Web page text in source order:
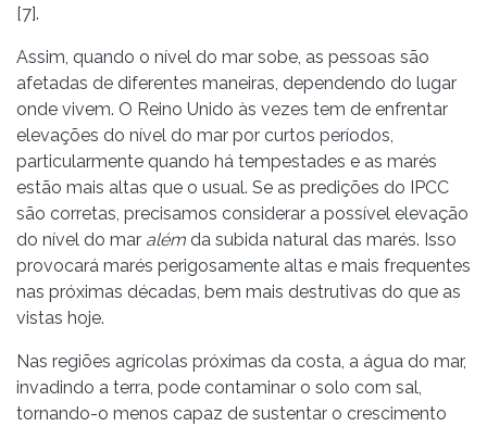
[7].
Assim, quando o nível do mar sobe, as pessoas são
afetadas de diferentes maneiras, dependendo do lugar
onde vivem. O Reino Unido às vezes tem de enfrentar
elevações do nível do mar por curtos períodos,
particularmente quando há tempestades e as marés
estão mais altas que o usual. Se as predições do IPCC
são corretas, precisamos considerar a possível elevação
do nível do mar além da subida natural das marés. Isso
provocará marés perigosamente altas e mais frequentes
nas próximas décadas, bem mais destrutivas do que as
vistas hoje.
Nas regiões agrícolas próximas da costa, a água do mar,
invadindo a terra, pode contaminar o solo com sal,
tornando-o menos capaz de sustentar o crescimento